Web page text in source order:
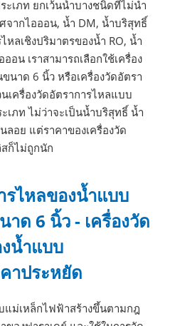
ะเภท ยกเว้นน้ำบางชนิดที่ไม่นำ
จากไอออน, น้ำ DM, น้ำบริสุทธิ์
หลเชิงปริมาตรของน้ำ RO, น้ำ
อน เราสามารถเลือกใช้เครื่อง
นาด 6 นิ้ว หรือเครื่องวัดอัตรา
ครื่องวัดอัตราการไหลแบบ
เภท ไม่ว่าจะเป็นน้ำบริสุทธิ์ น้ำ
อย แต่ราคาของเครื่องวัด
ก็ไม่ถูกนัก
รไหลของน้ำแบบ
ด 6 นิ้ว - เครื่องวัด
น้ำแบบ
าประหยัด
แม่เหล็กไฟฟ้าสร้างขึ้นตามกฎ